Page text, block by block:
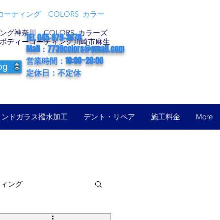
ーティング COLORS カラー
グ神奈川 COLORS カラーズ
ィーコーティング川崎市麻生
TEL 045-979-3670
Mail：7739colors@gmail.com
営業時間：10:00~20:00
定休日：不定休
ンドガラス撥水加工 デント・リペア 施工料金 More
ング